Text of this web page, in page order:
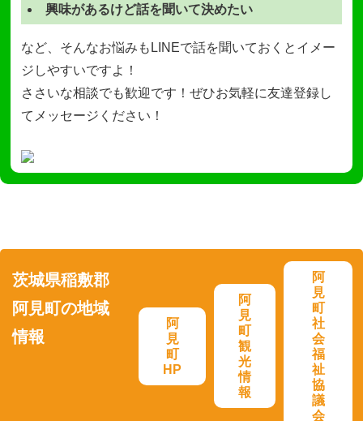
興味があるけど話を聞いて決めたい
など、そんなお悩みもLINEで話を聞いておくとイメー
ジしやすいですよ！
ささいな相談でも歓迎です！ぜひお気軽に友達登録し
てメッセージください！
茨城県稲敷郡
阿見町の地域
情報
阿
見
町
HP
阿
見
町
観
光
情
報
阿
見
町
社
会
福
祉
協
議
会